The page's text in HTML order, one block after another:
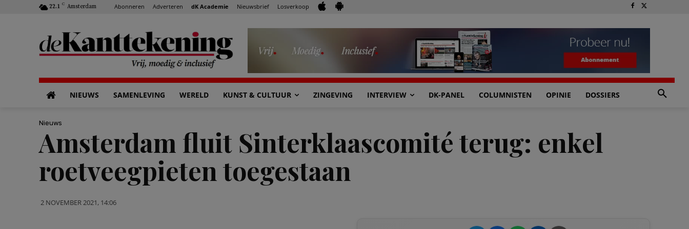
22.1 C Amsterdam Abonneren Adverteren dK Academie Nieuwsbrief Losverkoop
NIEUWS SAMENLEVING WERELD KUNST & CULTUUR ZINGEVING INTERVIEW DK-PANEL COLUMNISTEN OPINIE DOSSIERS
Nieuws
Amsterdam fluit Sinterklaascomité terug: enkel
roetveegpieten toegestaan
2 NOVEMBER 2021, 14:06